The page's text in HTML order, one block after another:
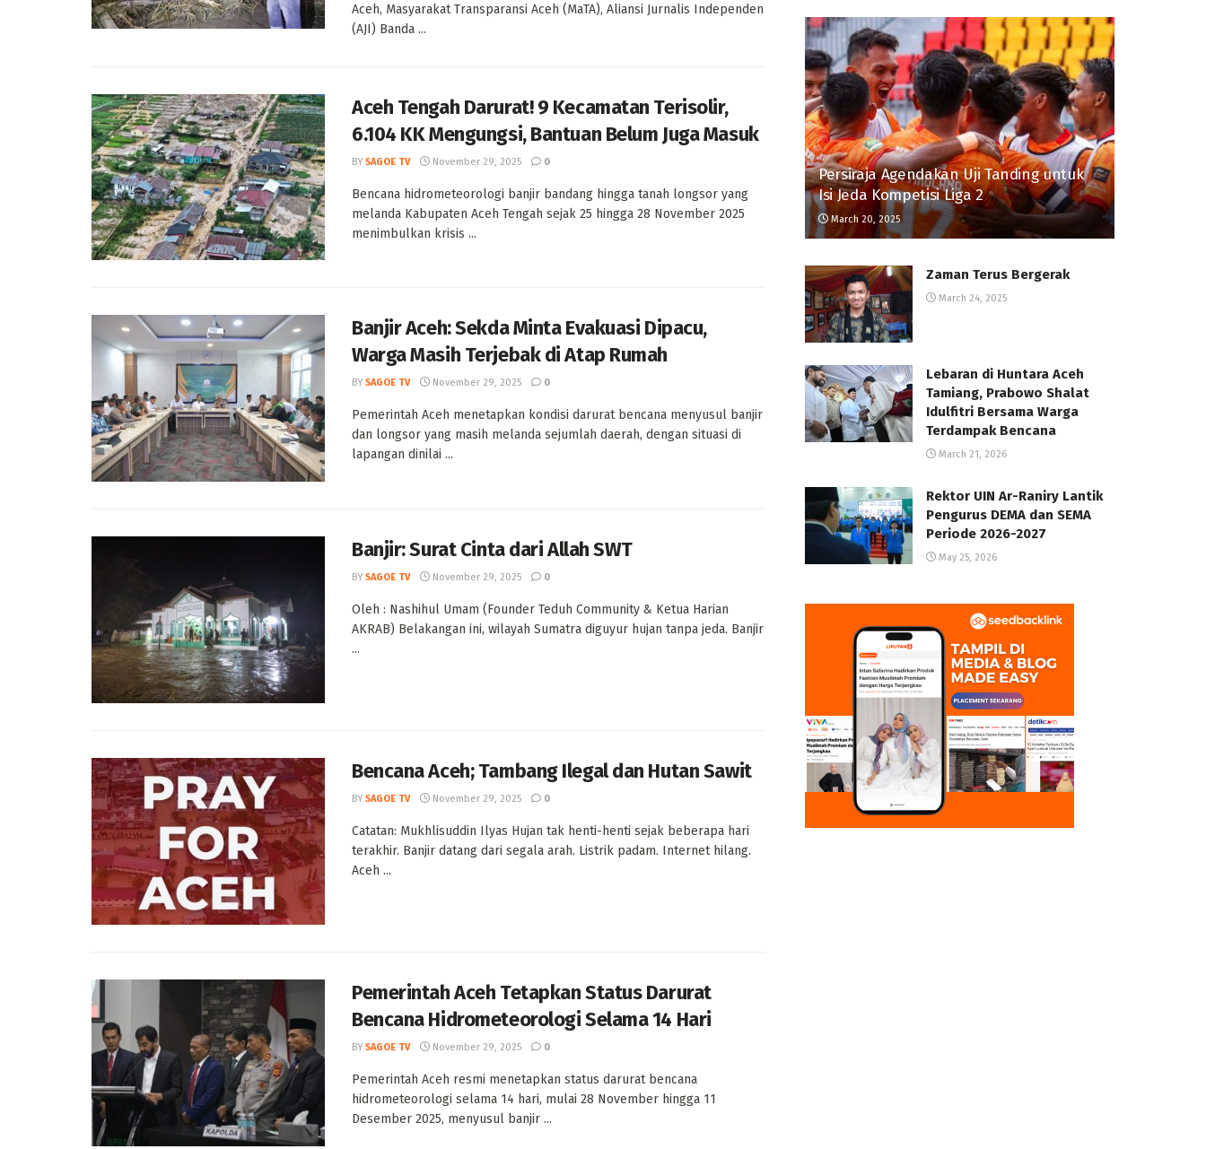
Aceh, Masyarakat Transparansi Aceh (MaTA), Aliansi Jurnalis Independen
(AJI) Banda ...
Aceh Tengah Darurat! 9 Kecamatan Terisolir,
6.104 KK Mengungsi, Bantuan Belum Juga Masuk
BY SAGOE TV November 29, 2025 0
Bencana hidrometeorologi banjir bandang hingga tanah longsor yang
melanda Kabupaten Aceh Tengah sejak 25 hingga 28 November 2025
menimbulkan krisis ...
Banjir Aceh: Sekda Minta Evakuasi Dipacu,
Warga Masih Terjebak di Atap Rumah
BY SAGOE TV November 29, 2025 0
Pemerintah Aceh menetapkan kondisi darurat bencana menyusul banjir
dan longsor yang masih melanda sejumlah daerah, dengan situasi di
lapangan dinilai ...
Banjir: Surat Cinta dari Allah SWT
BY SAGOE TV November 29, 2025 0
Oleh : Nashihul Umam (Founder Teduh Community & Ketua Harian
AKRAB) Belakangan ini, wilayah Sumatra diguyur hujan tanpa jeda. Banjir
...
Bencana Aceh; Tambang Ilegal dan Hutan Sawit
BY SAGOE TV November 29, 2025 0
Catatan: Mukhlisuddin Ilyas Hujan tak henti-henti sejak beberapa hari
terakhir. Banjir datang dari segala arah. Listrik padam. Internet hilang.
Aceh ...
Pemerintah Aceh Tetapkan Status Darurat
Bencana Hidrometeorologi Selama 14 Hari
BY SAGOE TV November 29, 2025 0
Pemerintah Aceh resmi menetapkan status darurat bencana
hidrometeorologi selama 14 hari, mulai 28 November hingga 11
Desember 2025, menyusul banjir ...
Persiraja Agendakan Uji Tanding untuk
Isi Jeda Kompetisi Liga 2
March 20, 2025
Zaman Terus Bergerak
March 24, 2025
Lebaran di Huntara Aceh
Tamiang, Prabowo Shalat
Idulfitri Bersama Warga
Terdampak Bencana
March 21, 2026
Rektor UIN Ar-Raniry Lantik
Pengurus DEMA dan SEMA
Periode 2026-2027
May 25, 2026